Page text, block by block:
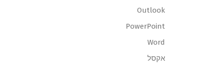
Outlook
PowerPoint
Word
אקסל